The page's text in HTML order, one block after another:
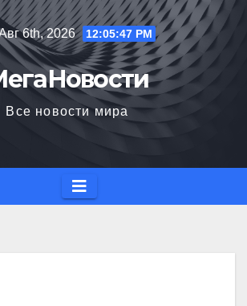
6th, 2026 12:05:48 PM
Все новости мира